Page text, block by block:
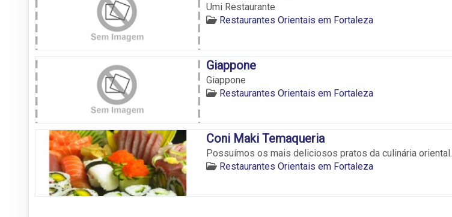
Umi Restaurante
Restaurantes Orientais em Fortaleza
Giappone
Giappone
Restaurantes Orientais em Fortaleza
Coni Maki Temaqueria
Possuímos os mais deliciosos pratos da culinária oriental.
Restaurantes Orientais em Fortaleza